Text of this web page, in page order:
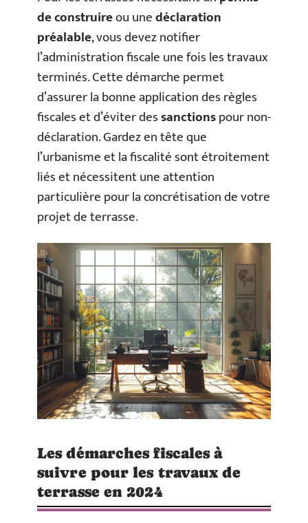
de construireou unedéclaration
préalable, vous devez notifier
l’administration fiscale une fois les travaux
terminés. Cette démarche permet
d’assurer la bonne application des règles
fiscales et d’éviter dessanctionspour non-
déclaration. Gardez en tête que
l’urbanisme et la fiscalité sont étroitement
liés et nécessitent une attention
particulière pour la concrétisation de votre
projet de terrasse.
Les démarches fiscales à
suivre pour les travaux de
terrasse en 2024